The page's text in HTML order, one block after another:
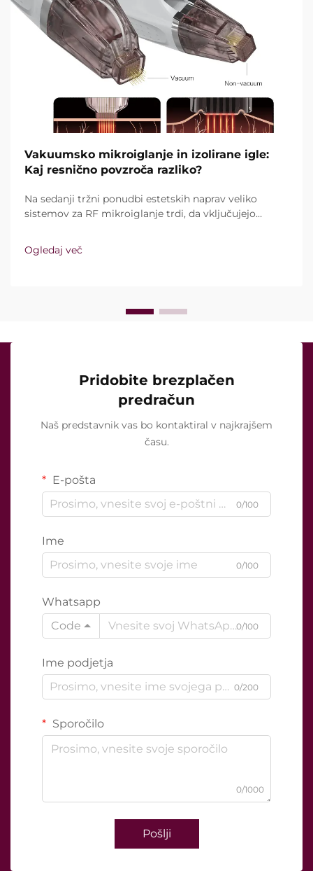
Vakuumsko mikroiglanje in izolirane igle:
Kaj resnično povzroča razliko?
Na sedanji tržni ponudbi estetskih naprav veliko
sistemov za RF mikroiglanje trdi, da vključujejo
vprašanje pa ni le, ali te funkcije sploh obstajajo,
temveč kako natančno delujejo med kliničnim
Ogledaj več
Pridobite brezplačen
predračun
Naš predstavnik vas bo kontaktiral v najkrajšem
času.
E-pošta
0/100
Ime
0/100
Whatsapp
Code
0/100
Ime podjetja
0/200
Sporočilo
0/1000
Pošlji